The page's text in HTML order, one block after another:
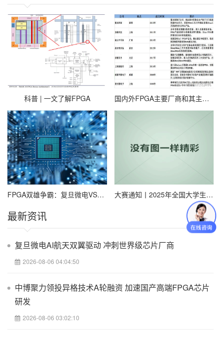
寄存状态。PAL器件是现场可编程的，它的实现工艺有反熔丝技术、
EPROM技术和EEPROM技术。还有一类结构更为灵活的逻辑器件
是可编程逻辑阵列(PLA)，它也由一个“与”平面和一个“或”平面构
成，但是这两个平面的连接关系是可编程的。PLA器件既有现场可编
程的，也有掩膜可编程的。 在PAL的基础上，又发展了一种通用阵
列逻辑GAL(Generic Array Logic)，如GAL16V8,GAL22V10 等。它
采用了EEPROM工艺，实现了电可按除、电可改写，其输出结构是
可编程的逻辑宏单元，因而它的设计具有很强的灵活性，至今仍有
许多人使用。 这些早期的PLD器件的一个共同特点是可以实现速度
特性较好的逻辑功能，但其过于简单的结构也使它们只能实现规模
较小的电路。
为了弥补这一缺陷，lATTICE推出了类似于PAL结构的扩展型
CPLD(ComplexProgrammab1e Logic Dvice)和与标准门阵列类似
的FPGA(Field Programmable Gate Array)，它们都具有体系结构和
逻辑单元灵活、集成度高以及适用范围宽等特点。这两种器件兼容
了PLD和通用门阵列的优点，可实现较大规模的电路，编程也很灵
活。与门阵列等其它ASIC(Application Specific IC)相比，它们又具
有设计开发周期短、设计制造成本低、开发工具先进、标准产品无
需测试、质量稳定以及可实时在线检验等优点，因此被广泛应用于
产品的原型设计和产品生产(一般在10,000件以下)之中。几乎所有应
用门阵列、PLD和中小规模通用数字集成电路的场合均可应用FPGA
科普 | 一文了解FPGA 国内外FPGA主要厂商和其主要芯片代表汇总
FPGA双雄争霸：复旦微电VS紫光国微，技术路线谁更硬核？ 大赛通知丨2025年全国大学生嵌入式芯片与系统设计竞赛FPGA创新设计赛道报名通知
最新资讯
复旦微电AI航天双翼驱动 冲刺世界级芯片厂商
2026-08-06 04:04:50
中博聚力领投异格技术A轮融资 加速国产高端FPGA芯片
研发
2026-08-06 03:02:10